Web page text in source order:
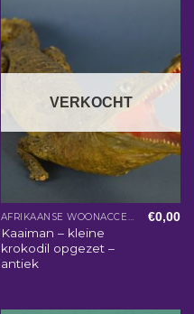
VERKOCHT
AFRIKAANSE WOONACCESSOIRES
Kaaiman – kleine
krokodil opgezet –
antiek
€0,00